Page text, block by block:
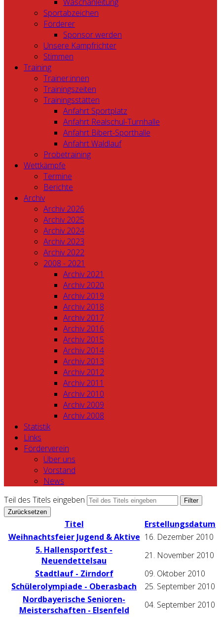
Sportabzeichen
Förderer
Sponsor werden
Unsere Kampfrichter
Stimmen
Training
Trainer:innen
Trainingszeiten
Trainingsstätten
Anfahrt Sportplatz
Anfahrt Realschul-Turnhalle
Anfahrt Bibert-Sporthalle
Anfahrt Waldlauf
Probetraining
Wettkämpfe
Termine
Berichte
Archiv
Archiv 2026
Archiv 2025
Archiv 2024
Archiv 2023
Archiv 2022
2008 - 2021
Archiv 2021
Archiv 2020
Archiv 2019
Archiv 2018
Archiv 2017
Archiv 2016
Archiv 2015
Archiv 2014
Archiv 2013
Archiv 2012
Archiv 2011
Archiv 2010
Archiv 2009
Archiv 2008
Statistik
Links
Förderverein
Über uns
Vorstand
News
Teil des Titels eingeben
Filter
Zurücksetzen
Titel
Erstellungsdatum
Weihnachtsfeier Jugend & Aktive 16. Dezember 2010
5. Hallensportfest -
Neuendettelsau
21. November 2010
Stadtlauf - Zirndorf
09. Oktober 2010
Schülerolympiade - Oberasbach
25. September 2010
Nordbayerische Senioren-
Meisterschaften - Elsenfeld
04. September 2010